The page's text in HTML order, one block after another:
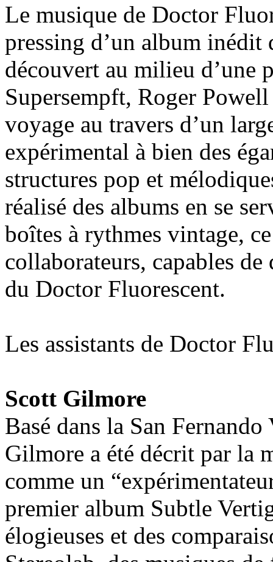
Le musique de Doctor
pressing d’un album inédit
découvert au milieu d’une
Supersempft, Roger
voyage au travers d’un
expérimental à bien des
structures pop et
réalisé des albums en se
boîtes à rythmes vintage,
collaborateurs, capables
du Doctor Fluorescent.
Les assistants de Doctor
Scott Gilmore
Basé dans la San
Gilmore a été décrit par la
comme un
premier album Subtle
élogieuses et des